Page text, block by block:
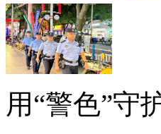
用“警色”守